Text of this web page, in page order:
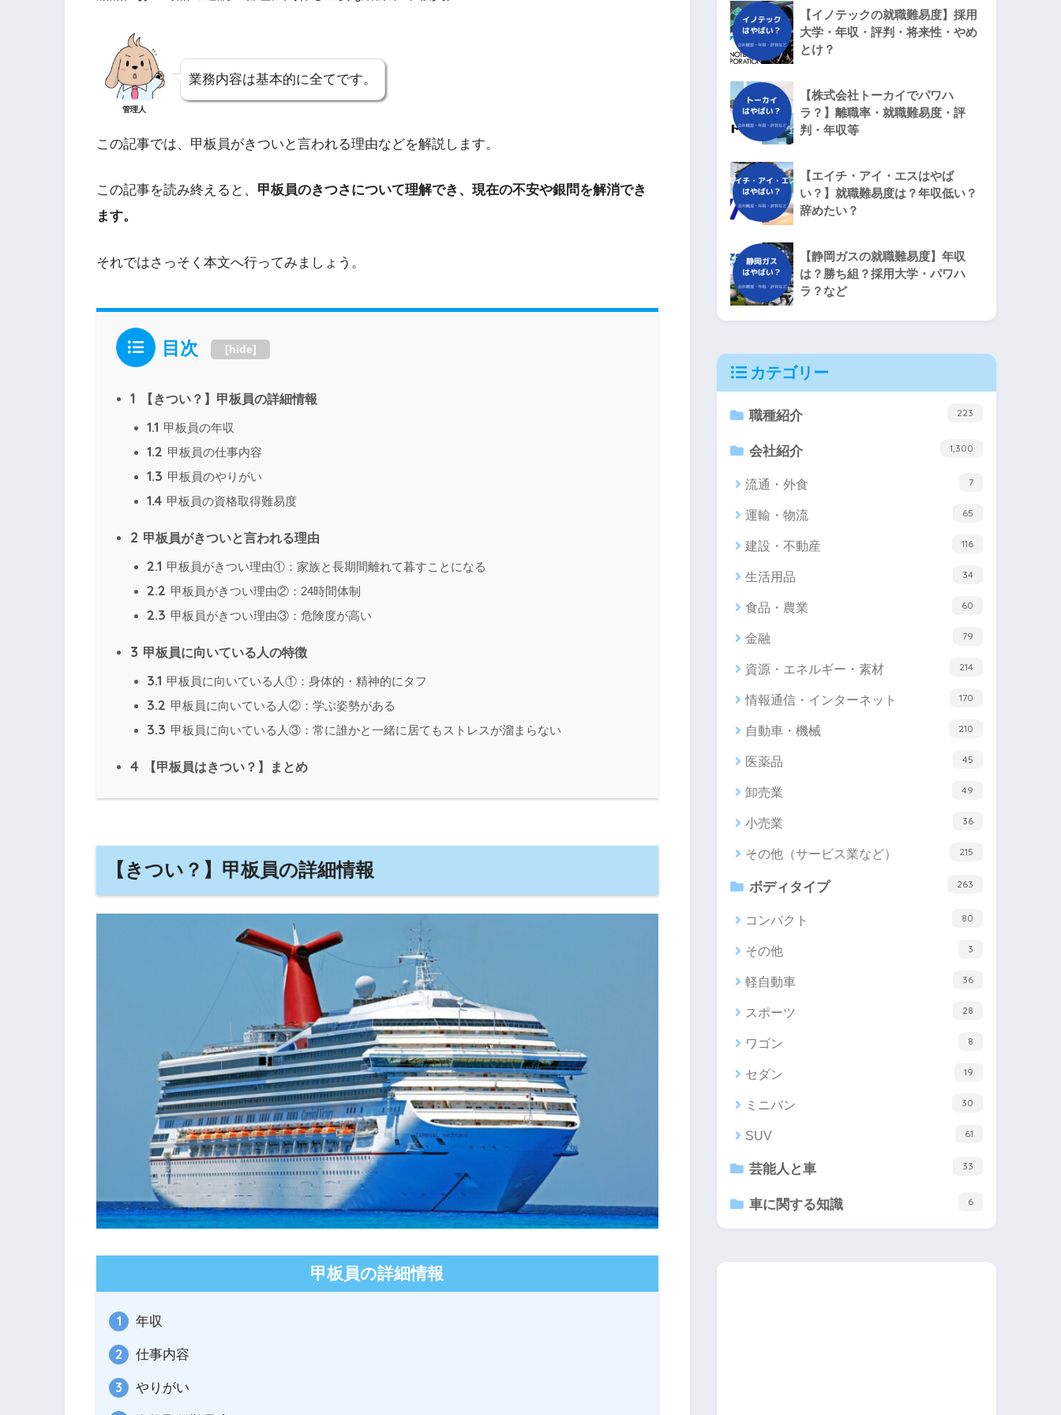
管理人
業務内容は基本的に全てです。
この記事では、甲板員がきついと言われる理由などを解説します。
この記事を読み終えると、 甲板員のきつさについて理解でき、現在の不安や銀問を解消でき
ます。
それではさっそく本文へ行ってみましょう。
目次 [hide]
1 【きつい？】甲板員の詳細情報
1.1 甲板員の年収
1.2 甲板員の仕事内容
1.3 甲板員のやりがい
1.4 甲板員の資格取得難易度
2 甲板員がきついと言われる理由
2.1 甲板員がきつい理由①：家族と長期間離れて暮すことになる
2.2 甲板員がきつい理由②：24時間体制
2.3 甲板員がきつい理由③：危険度が高い
3 甲板員に向いている人の特徴
3.1 甲板員に向いている人①：身体的・精神的にタフ
3.2 甲板員に向いている人②：学ぶ姿勢がある
3.3 甲板員に向いている人③：常に誰かと一緒に居てもストレスが溜まらない
4 【甲板員はきつい？】まとめ
【きつい？】甲板員の詳細情報
甲板員の詳細情報
年収
仕事内容
やりがい
【イノテックの就職難易度】採用
大学・年収・評判・将来性・やめ
とけ？
【株式会社トーカイでパワハ
ラ？】離職率・就職難易度・評
判・年収等
【エイチ・アイ・エスはやば
い？】就職難易度は？年収低い？
辞めたい？
【静岡ガスの就職難易度】年収
は？勝ち組？採用大学・パワハ
ラ？など
カテゴリー
職種紹介 223
会社紹介 1,300
流通・外食 7
運輸・物流 65
建設・不動産 116
生活用品 34
食品・農業 60
金融 79
資源・エネルギー・素材 214
情報通信・インターネット 170
自動車・機械 210
医薬品 45
卸売業 49
小売業 36
その他（サービス業など） 215
ボディタイプ 263
コンパクト 80
その他 3
軽自動車 36
スポーツ 28
ワゴン 8
セダン 19
ミニバン 30
SUV 61
芸能人と車 33
車に関する知識 6